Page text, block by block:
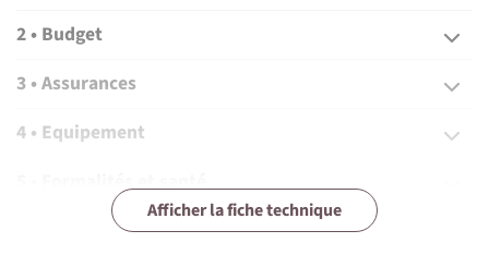
©
2 • Budget
3 • Assurances
4 • Equipement
Afficher la fiche technique